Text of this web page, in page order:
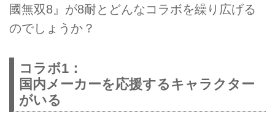
國無双8』が8耐とどんなコラボを繰り広げる
のでしょうか？
コラボ1：
国内メーカーを応援するキャラクター
がいる